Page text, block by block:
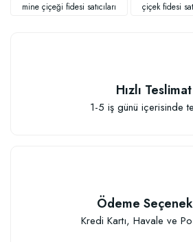
Sebze ve Çiçek Fidesi Dikim Gübresi (50
Sepete Ekle
mine çiçeği fidesi satıcıları
çiçek fidesi
Hızlı Teslimat
1-5 iş günü içerisinde
Ödeme
Kredi Kartı, Havale ve